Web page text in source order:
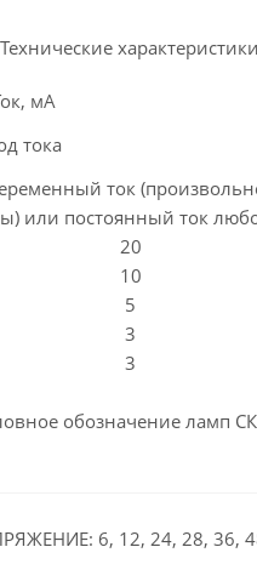
Технические характеристики
мА
тока
ток
или постоянный ток
20
10
5
3
3
обозначение ламп
6, 12, 24, 28, 36,